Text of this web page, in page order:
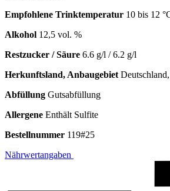
Empfohlene Trinktemperatur 10 bis 12
Alkohol 12,5 vol. %
Restzucker / Säure 6.6 g/l / 6.2 g/l
Herkunftsland, Anbaugebiet
Abfüllung Gutsabfüllung
Allergene Enthält Sulfite
Bestellnummer 119#25
Nährwertangaben